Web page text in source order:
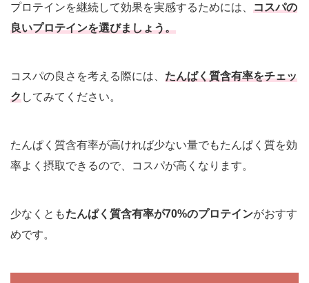
プロテインを継続して効果を実感するためには、 コスパの
良いプロテインを選びましょう。
コスパの良さを考える際には、 たんぱく質含有率をチェッ
クしてみてください。
たんぱく質含有率が高ければ少ない量でもたんぱく質を効
率よく摂取できるので、コスパが高くなります。
少なくともたんぱく質含有率が70%のプロテインがおすす
めです。